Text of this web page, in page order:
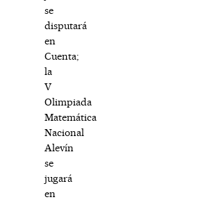
se
disputará
en
Cuenta;
la
V
Olimpiada
Matemática
Nacional
Alevín
se
jugará
en